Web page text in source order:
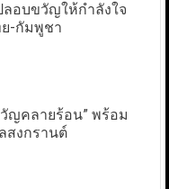
ลอบขวัญให้กำลังใจ
ย-กัมพูชา
ญคลายร้อน” พร้อม
สงกรานต์